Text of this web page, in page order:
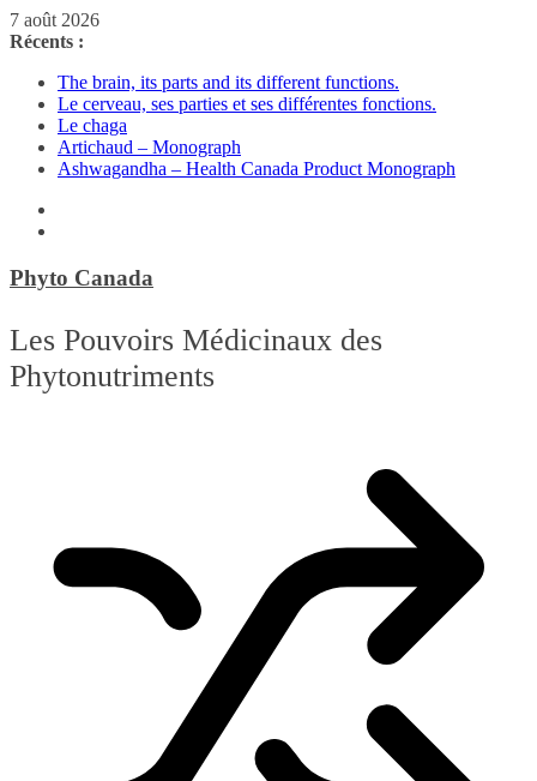
Passer
au
7 août 2026
Récents :
The brain, its parts and its different functions.
Le cerveau, ses parties et ses différentes fonctions.
Le chaga
Artichaud – Monograph
Ashwagandha – Health Canada Product Monograph
Phyto Canada
Les Pouvoirs Médicinaux des
Phytonutriments